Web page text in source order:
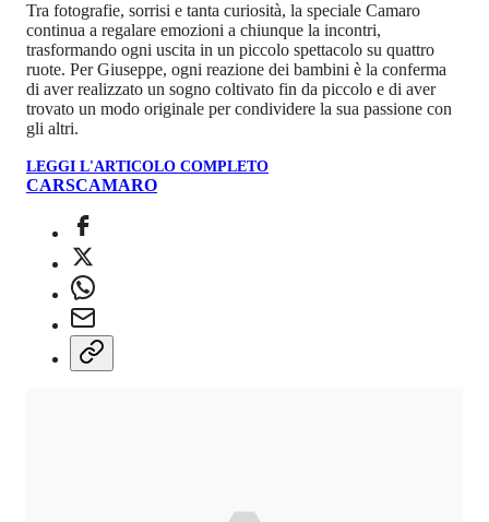
Tra fotografie, sorrisi e tanta curiosità, la speciale Camaro
continua a regalare emozioni a chiunque la incontri,
trasformando ogni uscita in un piccolo spettacolo su quattro
ruote. Per Giuseppe, ogni reazione dei bambini è la conferma
di aver realizzato un sogno coltivato fin da piccolo e di aver
trovato un modo originale per condividere la sua passione con
gli altri.
LEGGI L'ARTICOLO COMPLETO
CARSCAMARO